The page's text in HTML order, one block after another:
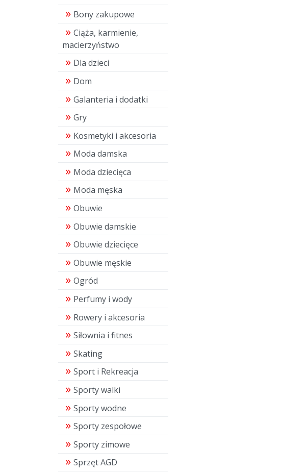
Bony zakupowe
Ciąża, karmienie,
macierzyństwo
Dla dzieci
Dom
Galanteria i dodatki
Gry
Kosmetyki i akcesoria
Moda damska
Moda dziecięca
Moda męska
Obuwie
Obuwie damskie
Obuwie dziecięce
Obuwie męskie
Ogród
Perfumy i wody
Rowery i akcesoria
Siłownia i fitnes
Skating
Sport i Rekreacja
Sporty walki
Sporty wodne
Sporty zespołowe
Sporty zimowe
Sprzęt AGD